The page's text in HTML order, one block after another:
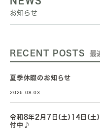
お知らせ
RECENT POSTS 最
夏季休暇のお知らせ
2026.08.03
令和8年2月7日(土)14日(土)
付中♪